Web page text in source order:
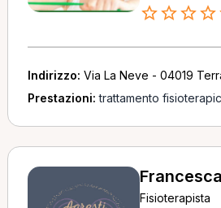
Indirizzo: Via La Neve - 04019
Prestazioni:trattamento
Fisioterapista